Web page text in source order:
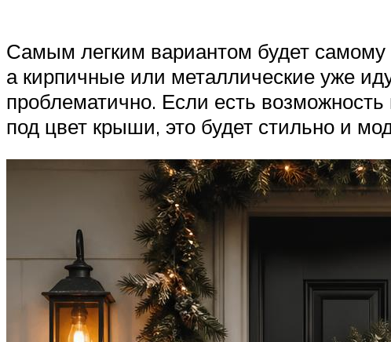
Самым легким вариантом будет самому
а кирпичные или металлические уже
проблематично. Если есть
под цвет крыши, это будет стильно и